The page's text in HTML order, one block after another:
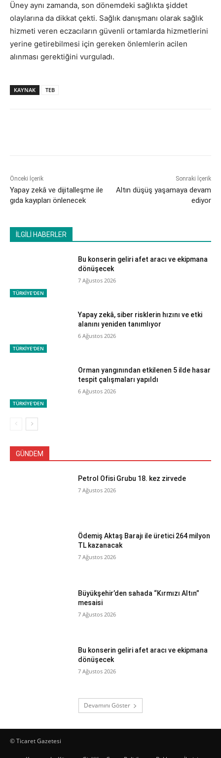
Üney aynı zamanda, son dönemdeki sağlıkta şiddet
olaylarına da dikkat çekti. Sağlık danışmanı olarak sağlık
hizmeti veren eczacıların güvenli ortamlarda hizmetlerini
yerine getirebilmesi için gereken önlemlerin acilen
alınması gerektiğini vurguladı.
KAYNAK TEB
Önceki İçerik
Yapay zekâ ve dijitalleşme ile
gıda kayıpları önlenecek
Sonraki İçerik
Altın düşüş yaşamaya devam
ediyor
İLGİLİ HABERLER
TÜRKİYE'DEN
Bu konserin geliri afet aracı ve ekipmana
dönüşecek
7 Ağustos 2026
TÜRKİYE'DEN
Yapay zekâ, siber risklerin hızını ve etki
alanını yeniden tanımlıyor
6 Ağustos 2026
TÜRKİYE'DEN
Orman yangınından etkilenen 5 ilde hasar
tespit çalışmaları yapıldı
6 Ağustos 2026
GÜNDEM
Petrol Ofisi Grubu 18. kez zirvede
7 Ağustos 2026
Ödemiş Aktaş Barajı ile üretici 264 milyon
TL kazanacak
7 Ağustos 2026
Büyükşehir’den sahada “Kırmızı Altın”
mesaisi
7 Ağustos 2026
Bu konserin geliri afet aracı ve ekipmana
dönüşecek
7 Ağustos 2026
Devamını Göster
© Ticaret Gazetesi